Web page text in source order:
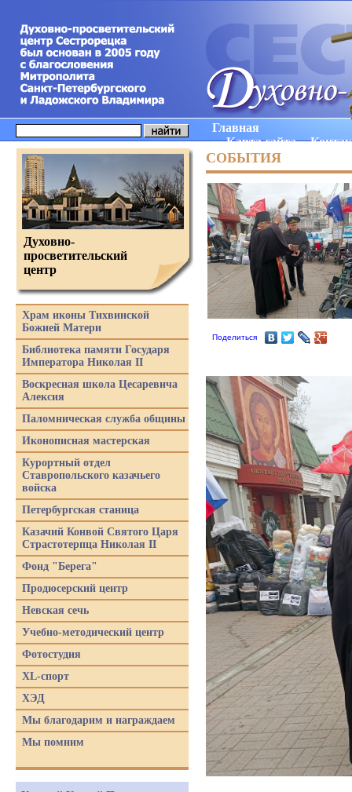
Главная
Карта сайта
СОБЫТИЯ
Поделиться
Духовно-
просветительский
центр
Храм иконы Тихвинской
Божией Матери
Библиотека памяти Государя
Императора Николая II
Воскресная школа Цесаревича
Алексия
Паломническая служба общины
Иконописная мастерская
Курортный отдел
Ставропольского казачьего
войска
Петербургская станица
Казачий Конвой Святого Царя
Страстотерпца Николая II
Фонд "Берега"
Продюсерский центр
Невская сечь
Учебно-методический центр
Фотостудия
XL-спорт
ХЭД
Мы благодарим и награждаем
Мы помним